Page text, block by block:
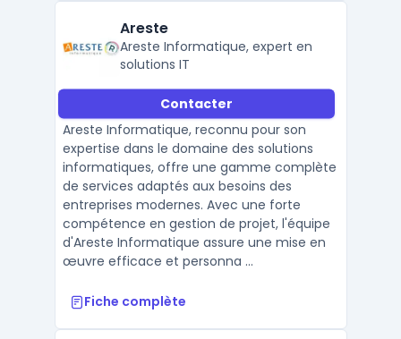
Areste
Areste Informatique, expert en
solutions IT
Contacter
Areste Informatique, reconnu pour son
expertise dans le domaine des solutions
informatiques, offre une gamme complète
de services adaptés aux besoins des
entreprises modernes. Avec une forte
compétence en gestion de projet, l'équipe
d'Areste Informatique assure une mise en
œuvre efficace et personna ...
Fiche complète